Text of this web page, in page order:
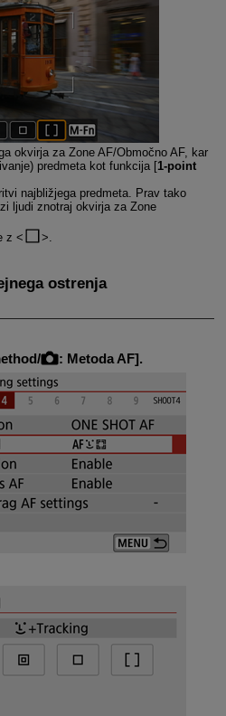
okvirja za Zone AF/Območno AF, kar
predmeta kot funkcija [1-point
najbližjega predmeta. Prav tako
ljudi znotraj okvirja za Zone
z
.
ostrenja
/ : Metoda AF].